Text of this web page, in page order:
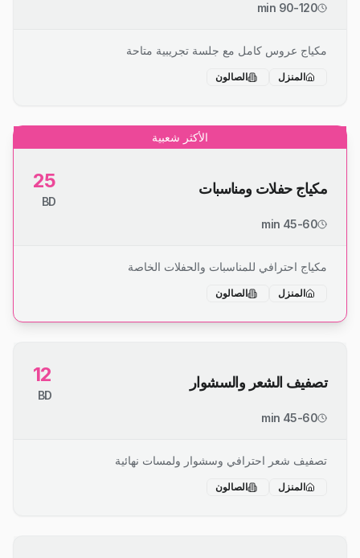
90-120 min
مكياج عروس كامل مع جلسة تجريبية متاحة
المنزل الصالون
الأكثر شعبية
مكياج حفلات ومناسبات 25
BD
45-60 min
مكياج احترافي للمناسبات والحفلات الخاصة
المنزل الصالون
تصفيف الشعر والسشوار 12
BD
45-60 min
تصفيف شعر احترافي وسشوار ولمسات نهائية
المنزل الصالون